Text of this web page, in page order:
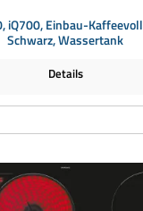
iQ700, Einbau-
Schwarz, Wassertank
Details